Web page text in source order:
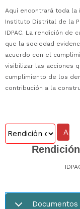
Aquí encontrará toda
Instituto Distrital de la
IDPAC. La rendición de
que la sociedad
acuerdo con el
visibilizar las acciones
cumplimiento de los
contribución a la